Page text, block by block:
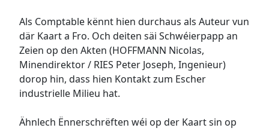
Als Comptable kënnt hien durchaus als Auteur vun
där Kaart a Fro. Och deiten säi Schwéierpapp an
Zeien op den Akten (HOFFMANN Nicolas,
Minendirektor / RIES Peter Joseph, Ingenieur)
dorop hin, dass hien Kontakt zum Escher
industrielle Milieu hat.
Ähnlech Ënnerschrëften wéi op der Kaart sin op